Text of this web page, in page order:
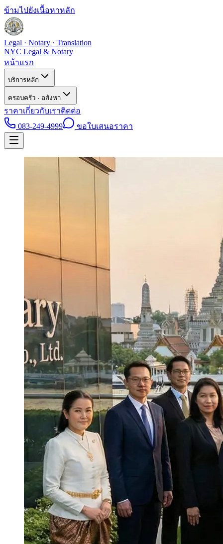
ข้ามไปยังเนื้อหาหลัก
Legal · Notary · Translation
NYC Legal & Notary
หน้าแรก
บริการหลัก
ครอบครัว · อสังหา
ราคาเกี่ยวกับเราติดต่อ
083-249-4999
ขอใบเสนอราคา